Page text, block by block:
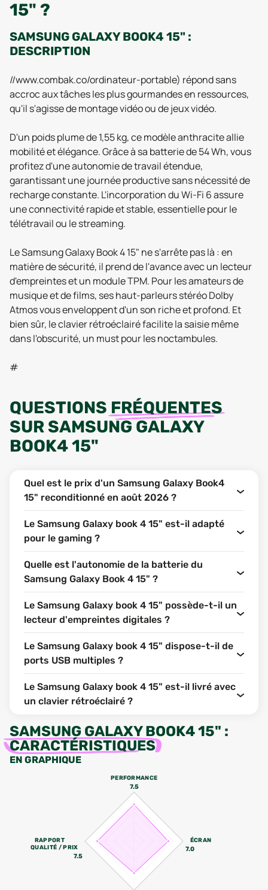
15" ?
SAMSUNG GALAXY BOOK4 15" :
DESCRIPTION
//www.combak.co/ordinateur-portable) répond sans
accroc aux tâches les plus gourmandes en ressources,
qu'il s'agisse de montage vidéo ou de jeux vidéo.
D'un poids plume de 1,55 kg, ce modèle anthracite allie
mobilité et élégance. Grâce à sa batterie de 54 Wh, vous
profitez d'une autonomie de travail étendue,
garantissant une journée productive sans nécessité de
recharge constante. L'incorporation du Wi-Fi 6 assure
une connectivité rapide et stable, essentielle pour le
télétravail ou le streaming.
Le Samsung Galaxy Book 4 15" ne s'arrête pas là : en
matière de sécurité, il prend de l'avance avec un lecteur
d'empreintes et un module TPM. Pour les amateurs de
musique et de films, ses haut-parleurs stéréo Dolby
Atmos vous enveloppent d'un son riche et profond. Et
bien sûr, le clavier rétroéclairé facilite la saisie même
dans l'obscurité, un must pour les noctambules.
#
QUESTIONS FRÉQUENTES
SURSAMSUNG GALAXY
BOOK4 15"
Quel est le prix d'un Samsung Galaxy Book4
15" reconditionné en août 2026 ?
Le Samsung Galaxy book 4 15" est-il adapté
pour le gaming ?
Quelle est l'autonomie de la batterie du
Samsung Galaxy Book 4 15" ?
Le Samsung Galaxy book 4 15" possède-t-il un
lecteur d'empreintes digitales ?
Le Samsung Galaxy book 4 15" dispose-t-il de
ports USB multiples ?
Le Samsung Galaxy book 4 15" est-il livré avec
un clavier rétroéclairé ?
SAMSUNG GALAXY BOOK4 15" :
CARACTÉRISTIQUES
EN GRAPHIQUE
PERFORMANCE
7.5
ÉCRAN
7.0
RAPPORT
QUALITÉ / PRIX
7.5